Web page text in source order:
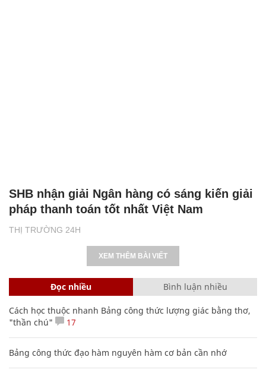
THỊ TRƯỜNG 24H
SHB nhận giải Ngân hàng có sáng kiến giải
pháp thanh toán tốt nhất Việt Nam
XEM THÊM BÀI VIẾT
Đọc nhiều Bình luận nhiều
Cách học thuộc nhanh Bảng công thức lượng giác bằng thơ,
"thần chú"
17
Bảng công thức đạo hàm nguyên hàm cơ bản cần nhớ